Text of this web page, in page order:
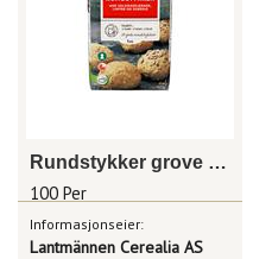
Rundstykker grove 1kg
100 Per
Informasjonseier:
Lantmännen Cerealia AS